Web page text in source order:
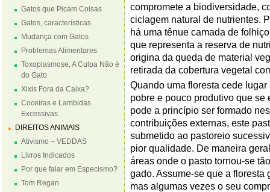
Gatos que Picam Coisas
Gatos, características
Mudança com Gatos
Problemas Alimentares
Toxoplasmose, A Culpa Não é
do Gato
Xixis Fora da Caixa?
Coceiras e Lambidas
Excessivas
DIREITOS ANIMAIS
Ativismo – VEDDAS
Livros Indicados
Por que falar em Especismo?
Tom Regan
compromete a biodiversidade,
ciclagem natural de nutrientes.
há uma tênue camada de
que representa a reserva de
origina da queda de material
retirada da cobertura vegetal
Quando uma floresta cede
pobre e pouco produtivo que
pode a princípio ser formado
contribuições externas, este
submetido ao pastoreio
pior qualidade. De maneira
áreas onde o pasto tornou-se
gado. Assume-se que a floresta
mas algumas vezes o seu